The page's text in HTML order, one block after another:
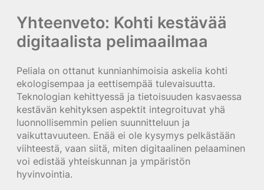
Yhteenveto: Kohti kestävää
digitaalista pelimaailmaa
Peliala on ottanut kunnianhimoisia askelia kohti
ekologisempaa ja eettisempää tulevaisuutta.
Teknologian kehittyessä ja tietoisuuden kasvaessa
kestävän kehityksen aspektit integroituvat yhä
luonnollisemmin pelien suunnitteluun ja
vaikuttavuuteen. Enää ei ole kysymys pelkästään
viihteestä, vaan siitä, miten digitaalinen pelaaminen
voi edistää yhteiskunnan ja ympäristön
hyvinvointia.